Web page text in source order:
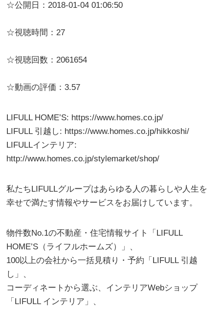
☆公開日：2018-01-04 01:06:50
☆視聴時間：27
☆視聴回数：2061654
☆動画の評価：3.57
LIFULL HOME’S: https://www.homes.co.jp/
LIFULL 引越し: https://www.homes.co.jp/hikkoshi/
LIFULLインテリア:
http://www.homes.co.jp/stylemarket/shop/
私たちLIFULLグループはあらゆる人の暮らしや人生を
幸せで満たす情報やサービスをお届けしています。
物件数No.1の不動産・住宅情報サイト「LIFULL
HOME’S（ライフルホームズ）」、
100以上の会社から一括見積り・予約「LIFULL 引越
し」、
コーディネートから選ぶ、インテリアWebショップ
「LIFULL インテリア」、